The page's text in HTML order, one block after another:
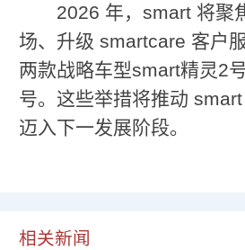
2026 年，smart 将聚
场、升级 smartcare 客户
两款战略车型smart精灵2
号。这些举措将推动 smart
迈入下一发展阶段。
相关新闻